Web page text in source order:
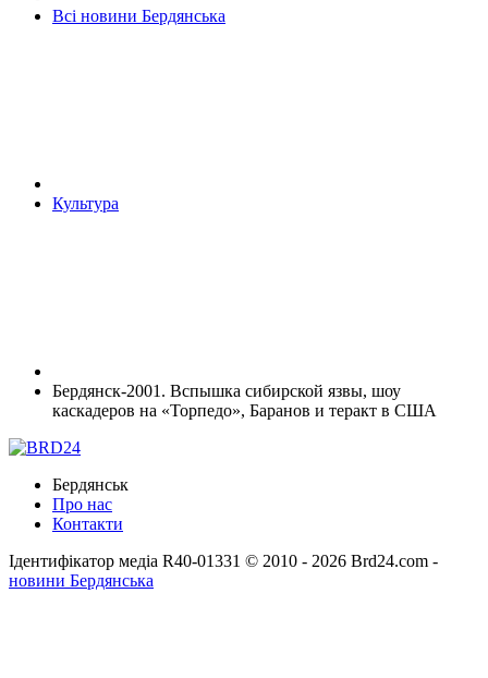
Всі новини Бердянська
Культура
Бердянск-2001. Вспышка сибирской язвы, шоу
каскадеров на «Торпедо», Баранов и теракт в США
Бердянськ
Про нас
Контакти
Ідентифікатор медіа R40-01331 © 2010 - 2026 Brd24.com -
новини Бердянська